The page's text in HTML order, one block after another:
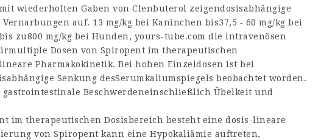
wiederholten Gaben von Clenbuterol zeigendosisabhängige
auf. 13 mg/kg bei Kaninchen bis37,5 ‑ 60 mg/kg bei
zu800 mg/kg bei Hunden, yours-tube.com die intravenösen
Dosen von Spiropent im therapeutischen
Pharmakokinetik. Bei hohen Einzeldosen ist bei
Senkung desSerumkaliumspiegels beobachtet worden.
Beschwerdeneinschließlich Übelkeit und
im therapeutischen Dosisbereich besteht eine dosis-lineare
von Spiropent kann eine Hypokaliämie auftreten,